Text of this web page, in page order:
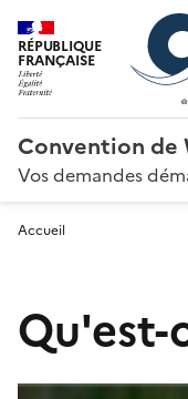
RÉPUBLIQUE
FRANÇAISE
Convention de
Vos demandes
Accueil
Qu'est-